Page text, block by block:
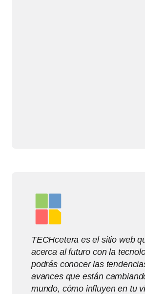
TECHcetera es el sitio web
acerca al futuro con la
podrás conocer las
avances que están
mundo, cómo influyen en tu